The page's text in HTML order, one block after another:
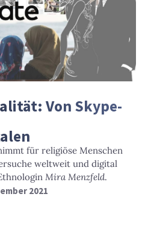
Von Skype-
für religiöse Menschen
weltweit und digital
Mira Menzfeld.
2021